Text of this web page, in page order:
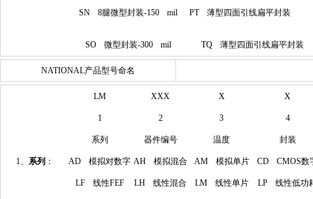
SN 8腿微型封装-150 mil PT 薄型四面引线扁平封
SO 微型封装-300 mil TQ 薄型四面引线扁平封装
NATIONAL产品型号命名
LM XXX X X
1 2 3 4
系列 器件编号 温度 封装
1、 系列 ： AD 模拟对数字 AH 模拟混合 AM 模拟单片 CD CMOS数
LF 线性FEF LH 线性混合 LM 线性单片 LP 线性低功